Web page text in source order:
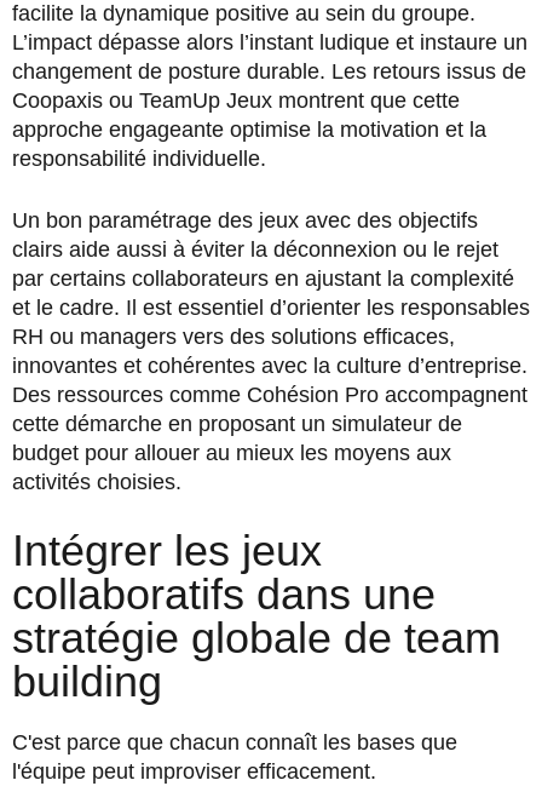
facilite la dynamique positive au sein du groupe.
L’impact dépasse alors l’instant ludique et instaure un
changement de posture durable. Les retours issus de
Coopaxis ou TeamUp Jeux montrent que cette
approche engageante optimise la motivation et la
responsabilité individuelle.
Un bon paramétrage des jeux avec des objectifs
clairs aide aussi à éviter la déconnexion ou le rejet
par certains collaborateurs en ajustant la complexité
et le cadre. Il est essentiel d’orienter les responsables
RH ou managers vers des solutions efficaces,
innovantes et cohérentes avec la culture d’entreprise.
Des ressources comme Cohésion Pro accompagnent
cette démarche en proposant un simulateur de
budget pour allouer au mieux les moyens aux
activités choisies.
Intégrer les jeux
collaboratifs dans une
stratégie globale de team
building
C'est parce que chacun connaît les bases que
l'équipe peut improviser efficacement.